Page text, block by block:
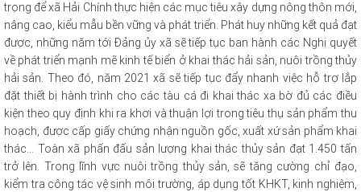
trọng để xã Hải Chính thực hiện các mục tiêu xây dựng nông thôn mới,
nâng cao, kiểu mẫu bền vững và phát triển. Phát huy những kết quả đạt
được, những năm tới Đảng ủy xã sẽ tiếp tục ban hành các Nghị quyết
về phát triển mạnh mẽ kinh tế biển ở khai thác hải sản, nuôi trồng thủy
hải sản. Theo đó, năm 2021 xã sẽ tiếp tục đẩy nhanh việc hỗ trợ lắp
đặt thiết bị hành trình cho các tàu cá đi khai thác xa bờ đủ các điều
kiện theo quy định khi ra khơi và thuận lợi trong tiêu thụ sản phẩm thu
hoạch, được cấp giấy chứng nhận nguồn gốc, xuất xứ sản phẩm khai
thác… Toàn xã phấn đấu sản lượng khai thác thủy sản đạt 1.450 tấn
trở lên. Trong lĩnh vực nuôi trồng thủy sản, sẽ tăng cường chỉ đạo,
kiểm tra công tác vệ sinh môi trường, áp dụng tốt KHKT, kinh nghiệm,